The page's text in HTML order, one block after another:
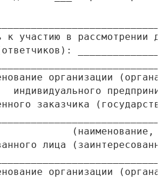
к участию в рассмотрении
организации
индивидуального
заказчика
(наименование,
лица
организации